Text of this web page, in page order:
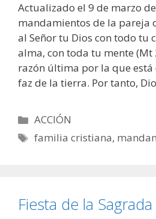
Actualizado el 9 de marzo
mandamientos de la pareja
al Señor tu Dios con todo tu
alma, con toda tu mente (Mt
razón última por la que está
faz de la tierra. Por tanto,
Categorías
ACCIÓN
Etiquetas
familia cristiana,
Fiesta de la Sagrada